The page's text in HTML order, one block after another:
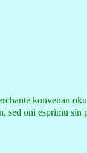
konvenan
oni esprimu sin